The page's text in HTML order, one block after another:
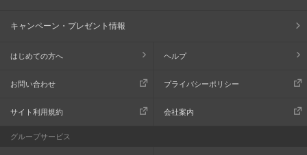
キャンペーン・プレゼント情報
はじめての方へ ヘルプ
お問い合わせ プライバシーポリシー
サイト利用規約 会社案内
グループサービス